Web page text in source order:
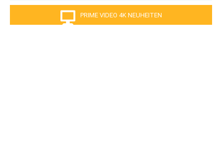
PRIME VIDEO 4K NEUHEITEN